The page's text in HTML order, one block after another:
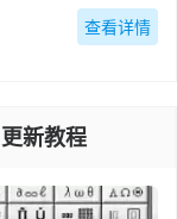
查看详情
更新教程